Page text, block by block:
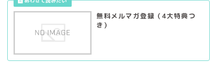
無料メルマガ登録（4大特典つ
き）